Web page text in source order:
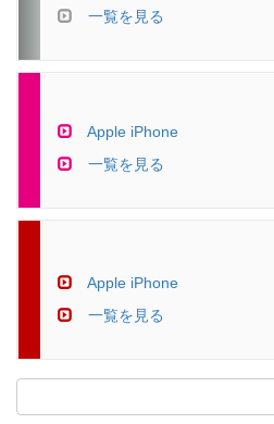
一覧を見る
Apple iPhone
一覧を見る
Apple iPhone
一覧を見る